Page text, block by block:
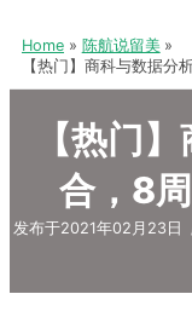
Home
陈航说留美
【热门】商科与数据分
【热门
合，8
发布于2021年02月23日